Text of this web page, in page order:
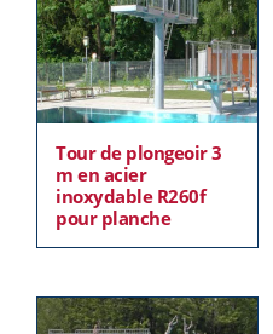
Tour de plongeoir 3
m en acier
inoxydable R260f
pour planche